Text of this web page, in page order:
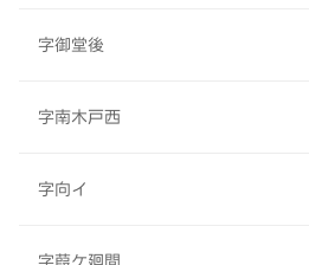
字御堂後
字南木戸西
字向イ